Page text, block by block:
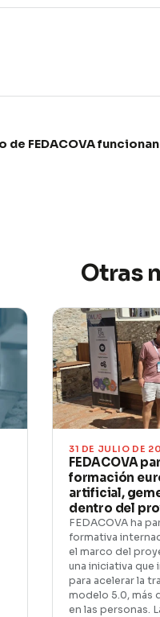
Otras
31 DE JULIO DE
FEDACOVA
formación
artificial,
dentro del
FEDACOVA ha
formativa
el marco del
una iniciativa
para acelerar la
modelo 5.0, más
en las personas.